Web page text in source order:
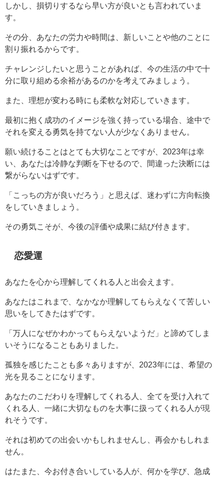
しかし、損切りするなら早い方が良いとも言われていま
す。
その分、あなたの労力や時間は、新しいことや他のことに
割り振れるからです。
チャレンジしたいと思うことがあれば、今の生活の中で十
分に取り組める余裕があるのかを考えてみましょう。
また、理想が変わる時にも柔軟な対応していきます。
最初に抱く成功のイメージを強く持っている場合、途中で
それを変える勇気を持てない人が少なくありません。
願い続けることはとても大切なことですが、2023年は幸
い、あなたは冷静な判断を下せるので、間違った決断には
繋がらないはずです。
「こっちの方が良いだろう」と思えば、迷わずに方向転換
をしていきましょう。
その勇気こそが、今後の評価や成果に結び付きます。
恋愛運
あなたを心から理解してくれる人と出会えます。
あなたはこれまで、なかなか理解してもらえなくて苦しい
思いをしてきたはずです。
「万人になぜかわかってもらえないようだ」と諦めてしま
いそうになることもありました。
孤独を感じたことも多々ありますが、2023年には、希望の
光を見ることになります。
あなたのこだわりを理解してくれる人、全てを受け入れて
くれる人、一緒に大切なものを大事に扱ってくれる人が現
れそうです。
それは初めての出会いかもしれませんし、再会かもしれま
せん。
はたまた、今お付き合いしている人が、何かを学び、急成